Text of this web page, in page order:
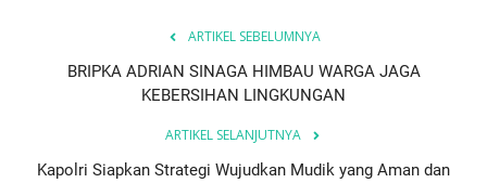
ARTIKEL SEBELUMNYA
BRIPKA ADRIAN SINAGA HIMBAU WARGA JAGA
KEBERSIHAN LINGKUNGAN
ARTIKEL SELANJUTNYA
Kapolri Siapkan Strategi Wujudkan Mudik yang Aman dan